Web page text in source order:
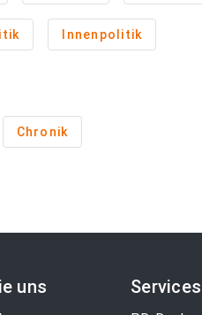
Innenpolitik
Chronik
uns Services